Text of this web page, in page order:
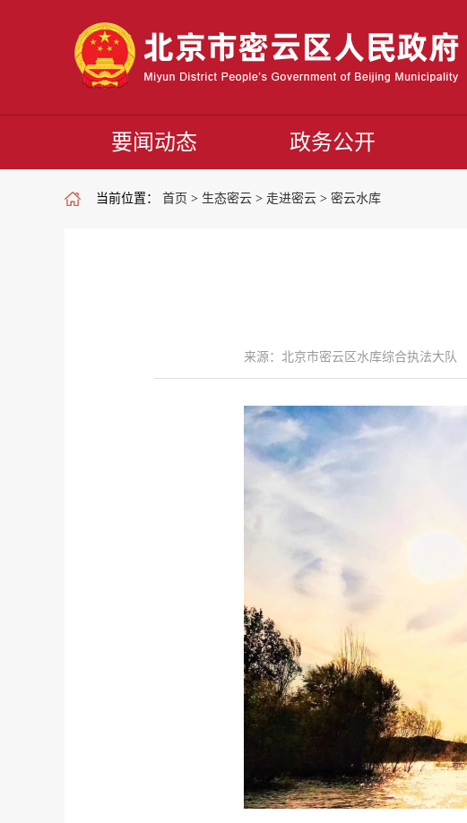
要闻动态 政务公开
当前位置： 首页 > 生态密云 > 走进密云 > 密云水库
来源：北京市密云区水库综合执法大队